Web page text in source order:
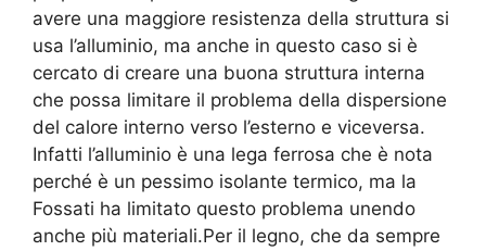
avere una maggiore resistenza della struttura si
usa l’alluminio, ma anche in questo caso si è
cercato di creare una buona struttura interna
che possa limitare il problema della dispersione
del calore interno verso l’esterno e viceversa.
Infatti l’alluminio è una lega ferrosa che è nota
perché è un pessimo isolante termico, ma la
Fossati ha limitato questo problema unendo
anche più materiali.Per il legno, che da sempre